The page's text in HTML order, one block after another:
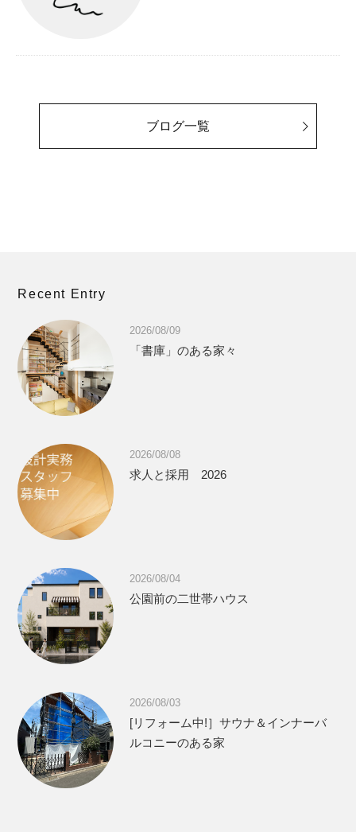
ブログ一覧
Recent Entry
2026/08/09
「書庫」のある家々
2026/08/08
求人と採用 2026
2026/08/04
公園前の二世帯ハウス
2026/08/03
[リフォーム中!］サウナ＆インナーバ
ルコニーのある家